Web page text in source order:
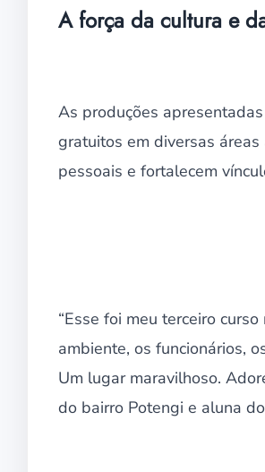
A força da cultura e
As produções
gratuitos em diversas
pessoais e fortalecem
“Esse foi meu terceiro
ambiente, os funcionários,
Um lugar maravilhoso.
do bairro Potengi e aluna